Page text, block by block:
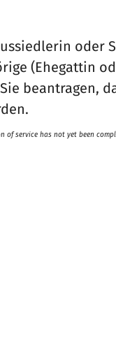
oder
(Ehegattin
beantragen,
of service has not yet been